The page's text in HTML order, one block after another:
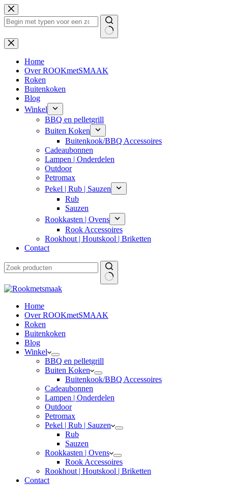
Ga
naar
de
Geen
resultaten
Home
Over ROOKmetSMAAK
Roken
Buitenkoken
Blog
Winkel
BBQ en pelletgrill
Buiten Koken
Buitenkook/BBQ Accessoires
Cadeaubonnen
Lampen | Onderdelen
Outdoor
Petromax
Pekel | Rub | Sauzen
Rub
Sauzen
Rookkasten | Ovens
Rook Accessoires
Rookhout | Houtskool | Briketten
Contact
Home
Over ROOKmetSMAAK
Roken
Buitenkoken
Blog
Winkel
BBQ en pelletgrill
Buiten Koken
Buitenkook/BBQ Accessoires
Cadeaubonnen
Lampen | Onderdelen
Outdoor
Petromax
Pekel | Rub | Sauzen
Rub
Sauzen
Rookkasten | Ovens
Rook Accessoires
Rookhout | Houtskool | Briketten
Contact